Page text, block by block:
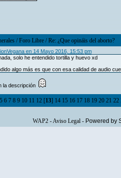
/Foro Libre/Re: ¿Que opináis del aborto?
en 14 Mayo 2016, 15:53 pm
solo he entendido tortilla y huevo xd
algo más es que con esa calidad de audio
la descripción
5 6 7 8 9 10 11 12[13] 14 15 16 17 18 19 20 21 22
WAP2-Aviso Legal- Powered by